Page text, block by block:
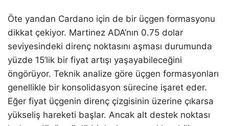
Öte yandan Cardano için de bir üçgen formasyonu
dikkat çekiyor. Martinez ADA’nın 0.75 dolar
seviyesindeki direnç noktasını aşması durumunda
yüzde 15’lik bir fiyat artışı yaşayabileceğini
öngörüyor. Teknik analize göre üçgen formasyonları
genellikle bir konsolidasyon sürecine işaret eder.
Eğer fiyat üçgenin direnç çizgisinin üzerine çıkarsa
yükseliş hareketi başlar. Ancak alt destek noktası